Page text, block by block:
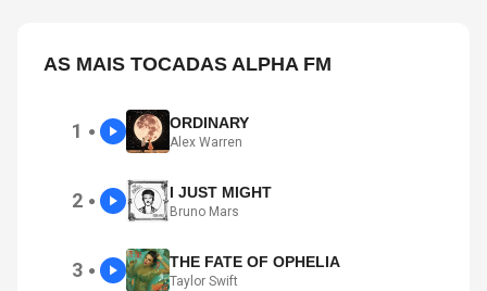
AS MAIS TOCADAS ALPHA FM
1 ● ORDINARY
Alex Warren
2 ● I JUST MIGHT
Bruno Mars
3 ● THE FATE OF OPHELIA
Taylor Swift